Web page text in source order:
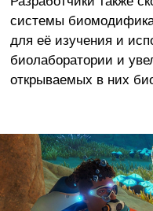
системы
для её изучения и
биолаборатории и
открываемых в них